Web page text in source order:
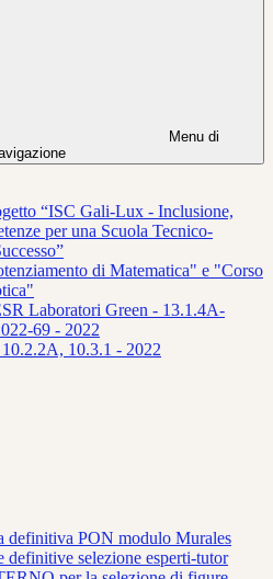
Menu di
“ISC Gali-Lux - Inclusione,
per una Scuola Tecnico-
di Matematica" e "Corso
Laboratori Green - 13.1.4A-
69 - 2022
10.3.1 - 2022
definitiva PON modulo Murales
definitive selezione esperti-tutor